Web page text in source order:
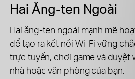
Hai Ăng-ten Ngoài
Hai ăng-ten ngoài mạnh mẽ
để tạo ra kết nối Wi-Fi vững
trực tuyến, chơi game và duyệt
nhà hoặc văn phòng của bạn.